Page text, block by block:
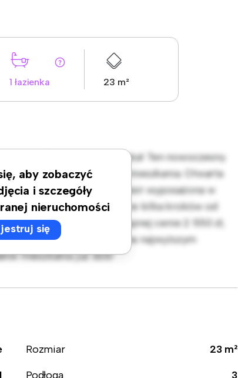
1 łazienka 23 m²
aby zobaczyć
i szczegóły
nieruchomości
się
Bielany, Kolumbijska! Ten nowoczesny
przestrzeń do zamieszkania. Otwarta
a elegancka kuchnia jest wyposażona w
będziesz zaledwie kilka kroków od
w mieście. W przystępnej cenie 2 550 zł,
się życiem w mieście na najwyższym
mieszkania już dziś!
Rozmiar
23 m²
Podłoga
3